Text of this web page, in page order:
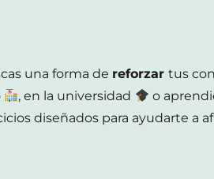
una forma de reforzartus
, en la universidad
o
diseñados para ayudarte a